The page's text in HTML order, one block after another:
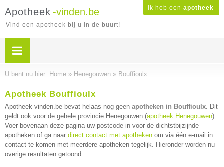
Ik heb een apotheek
Apotheek -vinden.be
Vind een apotheek bij u in de buurt!
U bent nu hier: Home » Henegouwen » Bouffioulx
Apotheek Bouffioulx
Apotheek-vinden.be bevat helaas nog geen apotheken in Bouffioulx. Dit
geldt ook voor de gehele provincie Henegouwen (apotheek Henegouwen).
Voer bovenaan deze pagina uw postcode in voor de dichtstbijzijnde
apotheken of ga naar direct contact met apotheken om via één e-mail in
contact te komen met meerdere apotheken tegelijk. Hieronder worden nu
overige resultaten getoond.